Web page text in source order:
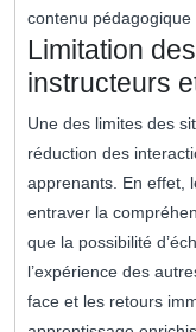
contenu pédagogique
Limitation
instructeurs
Une des limites des
réduction des
apprenants. En effet,
entraver la
que la possibilité
l’expérience des
face et les retours